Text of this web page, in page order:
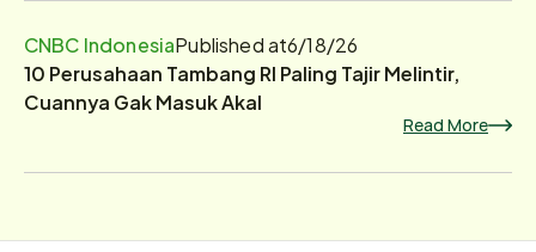
CNBC IndonesiaPublished at6/18/26
10 Perusahaan Tambang RI Paling Tajir Melintir,
Cuannya Gak Masuk Akal
Read More